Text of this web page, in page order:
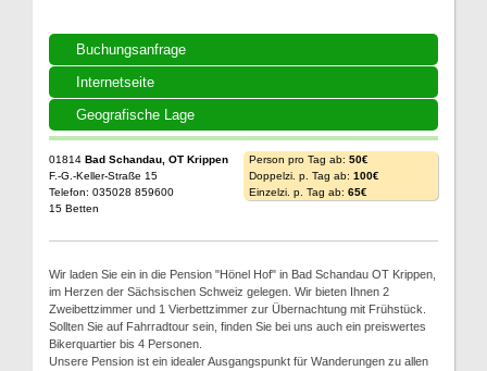
Buchungsanfrage
Internetseite
Geografische Lage
01814 Bad Schandau, OT Krippen
F.-G.-Keller-Straße 15
Telefon: 035028 859600
15 Betten
Person pro Tag ab: 50€
Doppelzi. p. Tag ab: 100€
Einzelzi. p. Tag ab: 65€
Wir laden Sie ein in die Pension "Hönel Hof" in Bad Schandau OT Krippen,
im Herzen der Sächsischen Schweiz gelegen. Wir bieten Ihnen 2
Zweibettzimmer und 1 Vierbettzimmer zur Übernachtung mit Frühstück.
Sollten Sie auf Fahrradtour sein, finden Sie bei uns auch ein preiswertes
Bikerquartier bis 4 Personen.
Unsere Pension ist ein idealer Ausgangspunkt für Wanderungen zu allen